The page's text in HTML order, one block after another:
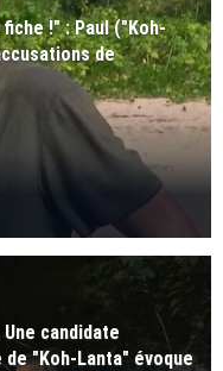
!" : Paul ("Koh-
de
candidate
"Koh-Lanta" évoque